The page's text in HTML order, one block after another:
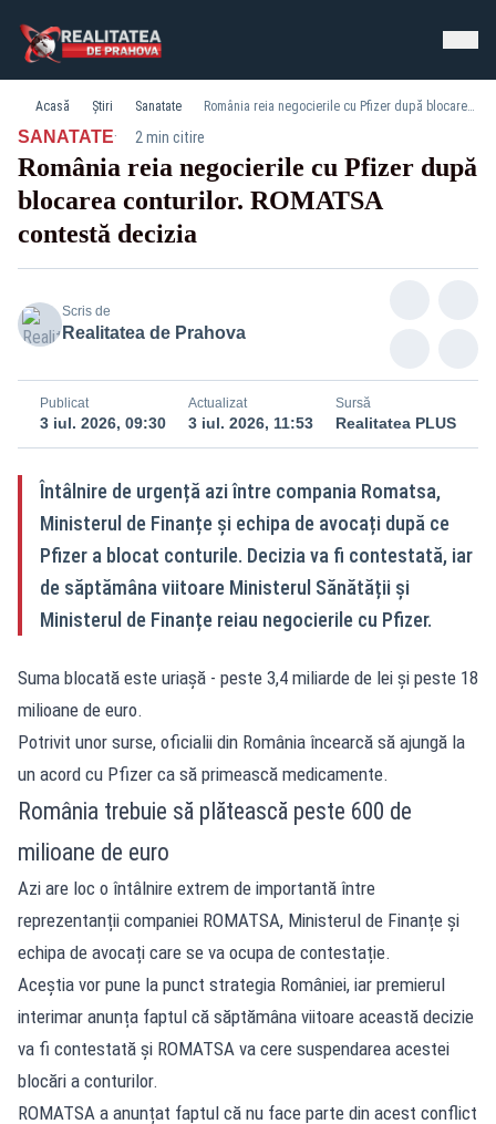
Acasă Știri Sanatate România reia negocierile cu Pfizer după blocarea conturilor. ROMATSA contestă decizia
SANATATE· 2 min citire
România reia negocierile cu Pfizer după
blocarea conturilor. ROMATSA
contestă decizia
Scris de
Realitatea de Prahova
Publicat
3 iul. 2026, 09:30
Actualizat
3 iul. 2026, 11:53
Sursă
Realitatea PLUS
Întâlnire de urgență azi între compania Romatsa,
Ministerul de Finanțe și echipa de avocați după ce
Pfizer a blocat conturile. Decizia va fi contestată, iar
de săptămâna viitoare Ministerul Sănătății și
Ministerul de Finanțe reiau negocierile cu Pfizer.
Suma blocată este uriașă - peste 3,4 miliarde de lei și peste 18
milioane de euro.
Potrivit unor surse, oficialii din România încearcă să ajungă la
un acord cu Pfizer ca să primească medicamente.
România trebuie să plătească peste 600 de
milioane de euro
Azi are loc o întâlnire extrem de importantă între
reprezentanții companiei ROMATSA, Ministerul de Finanțe și
echipa de avocați care se va ocupa de contestație.
Aceștia vor pune la punct strategia României, iar premierul
interimar anunța faptul că săptămâna viitoare această decizie
va fi contestată și ROMATSA va cere suspendarea acestei
blocări a conturilor.
ROMATSA a anunțat faptul că nu face parte din acest conflict